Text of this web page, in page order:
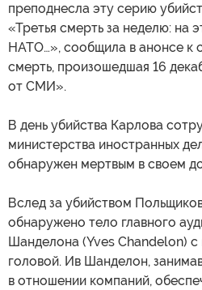
преподнесла эту серию
«Третья смерть за неделю: на
НАТО…», сообщила в анонсе к
смерть, произошедшая 16
от СМИ».
В день убийства Карлова
министерства иностранных
обнаружен мертвым в своем
Вслед за убийством
обнаружено тело главного
Шанделона (Yves Chandelon)
головой. Ив Шанделон,
в отношении компаний,